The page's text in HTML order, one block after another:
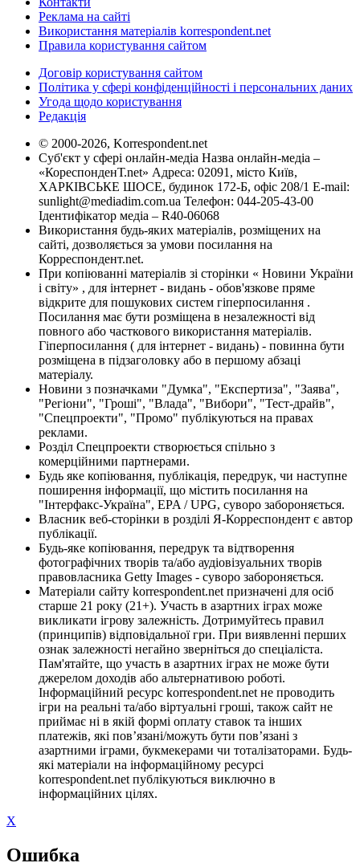
Реклама на сайті
Використання матеріалів korrespondent.net
Правила користування сайтом
Договір користування сайтом
Політика у сфері конфіденційності і персональних даних
Угода щодо користування
Редакція
© 2000-2026, Korrespondent.net
Суб'єкт у сфері онлайн-медіа Назва онлайн-медіа –
«КореспонденТ.net» Адреса: 02091, місто Київ,
ХАРКІВСЬКЕ ШОСЕ, будинок 172-Б, офіс 208/1 E-mail:
sunlight@mediadim.com.ua Телефон: 044-205-43-00
Ідентифікатор медіа – R40-06068
Використання будь-яких матеріалів, розміщених на
сайті, дозволяється за умови посилання на
Корреспондент.net.
При копіюванні матеріалів зі сторінки « Новини України
і світу» , для інтернет - видань - обов'язкове пряме
відкрите для пошукових систем гіперпосилання .
Посилання має бути розміщена в незалежності від
повного або часткового використання матеріалів.
Гіперпосилання ( для інтернет - видань) - повинна бути
розміщена в підзаголовку або в першому абзаці
матеріалу.
Новини з позначками "Думка", "Експертиза", "Заява",
"Регіони", "Гроші", "Влада", "Вибори", "Тест-драйв",
"Спецпроекти", "Промо" публікуються на правах
реклами.
Розділ Спецпроекти створюється спільно з
комерційними партнерами.
Будь яке копіювання, публікація, передрук, чи наступне
поширення інформації, що містить посилання на
"Інтерфакс-Україна", EPA / UPG, суворо забороняється.
Власник веб-сторінки в розділі Я-Корреспондент є автор
публікації.
Будь-яке копіювання, передрук та відтворення
фотографічних творів та/або аудіовізуальних творів
правовласника Getty Images - суворо забороняється.
Матеріали сайту korrespondent.net призначені для осіб
старше 21 року (21+). Участь в азартних іграх може
викликати ігрову залежність. Дотримуйтесь правил
(принципів) відповідальної гри. При виявленні перших
ознак залежності негайно зверніться до спеціаліста.
Пам'ятайте, що участь в азартних іграх не може бути
джерелом доходів або альтернативою роботі.
Інформаційний ресурс korrespondent.net не проводить
ігри на реальні та/або віртуальні гроші, також сайт не
приймає ні в якій формі оплату ставок та інших
платежів, які пов’язані/можуть бути пов’язані з
азартними іграми, букмекерами чи тоталізаторами. Будь-
які матеріали на інформаційному ресурсі
korrespondent.net публікуються виключно в
інформаційних цілях.
X
Ошибка